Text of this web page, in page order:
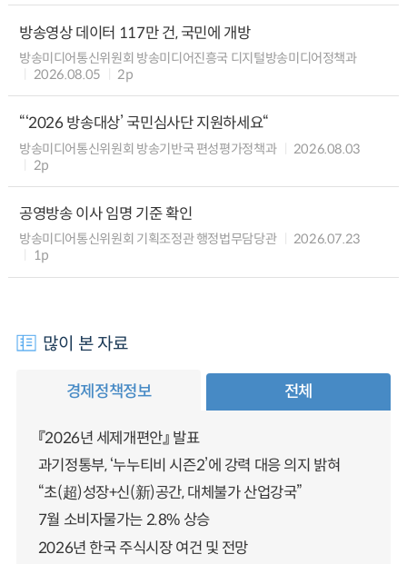
방송영상 데이터 117만 건, 국민에 개방
방송미디어통신위원회 방송미디어진흥국 디지털방송미디어정책과
2026.08.05
2p
“‘2026 방송대상’ 국민심사단 지원하세요“
방송미디어통신위원회 방송기반국 편성평가정책과
2026.08.03
2p
공영방송 이사 임명 기준 확인
방송미디어통신위원회 기획조정관 행정법무담당관
2026.07.23
1p
많이 본 자료
경제정책정보 전체
『2026년 세제개편안』 발표
과기정통부, ‘누누티비 시즌2’에 강력 대응 의지 밝혀
“초(超)성장+신(新)공간, 대체불가 산업강국”
7월 소비자물가는 2.8% 상승
2026년 한국 주식시장 여건 및 전망